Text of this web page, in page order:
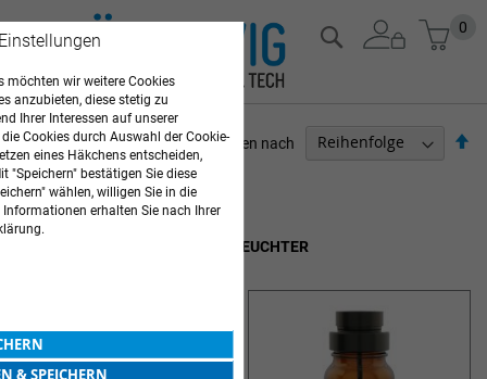
Zum
Inhalt
0
Suche
3Elemente
Sortieren nach
ALKOHOLTUPFER & TUPFERBEFEUCHTER
ARZTBEDARF
möchten wir weitere Cookies
anzubieten, diese stetig zu
Ihrer Interessen auf unserer
Cookies durch Auswahl der Cookie-
eines Häkchens entscheiden,
"Speichern" bestätigen Sie diese
wählen, willigen Sie in die
erhalten Sie nach Ihrer
& SPEICHERN